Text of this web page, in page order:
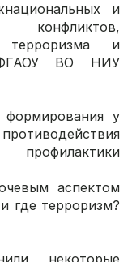
и
терроризма и
ФГАОУ ВО НИУ
у
аспектом
где терроризм?
некоторые